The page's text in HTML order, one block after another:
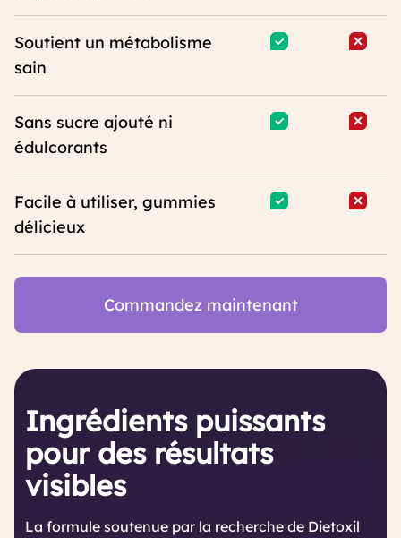
Soutient un métabolisme
sain
Sans sucre ajouté ni
édulcorants
Facile à utiliser, gummies
délicieux
Commandez maintenant
Ingrédients puissants
pour des résultats
visibles
La formule soutenue par la recherche de Dietoxil